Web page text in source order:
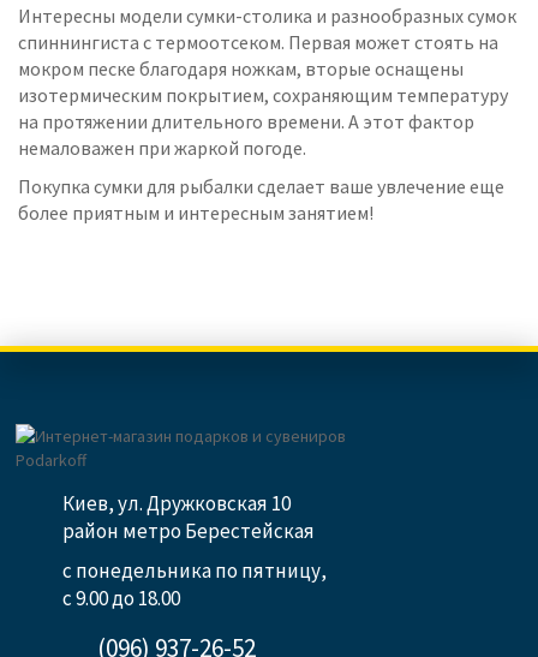
Интересны модели сумки-столика и разнообразных сумок
спиннингиста с термоотсеком. Первая может стоять на
мокром песке благодаря ножкам, вторые оснащены
изотермическим покрытием, сохраняющим температуру
на протяжении длительного времени. А этот фактор
немаловажен при жаркой погоде.
Покупка сумки для рыбалки сделает ваше увлечение еще
более приятным и интересным занятием!
Киев, ул. Дружковская 10
район метро Берестейская
с понедельника по пятницу,
с 9.00 до 18.00
(096) 937-26-52